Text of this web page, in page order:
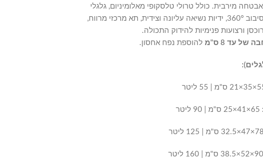
מירבית. כולל טרולי טלסקופי מאלומיניום, גלגלי
סיליקון כפולים עם סיבוב 360°, ידיות נשיאה עליונה וצידית, תא מרכזי מרווח,
ורצועות פנימיות להידוק התכולה.
עד 8 ס"מ להוספת נפח אחסון.